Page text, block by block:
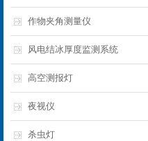
作物夹角测量仪
风电结冰厚度监测系统
高空测报灯
夜视仪
杀虫灯